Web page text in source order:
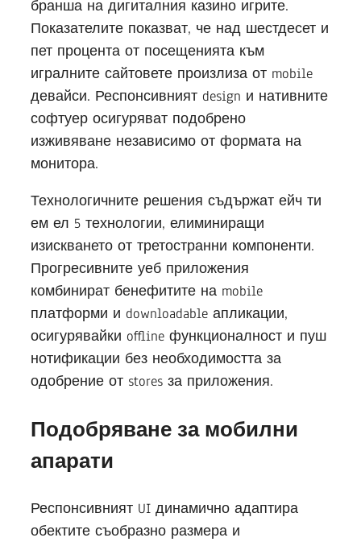
бранша на дигиталния казино игрите.
Показателите показват, че над шестдесет и
пет процента от посещенията към
игралните сайтовете произлиза от mobile
девайси. Респонсивният design и нативните
софтуер осигуряват подобрено
изживяване независимо от формата на
монитора.
Технологичните решения съдържат ейч ти
ем ел 5 технологии, елиминиращи
изискването от третостранни компоненти.
Прогресивните уеб приложения
комбинират бенефитите на mobile
платформи и downloadable апликации,
осигурявайки offline функционалност и пуш
нотификации без необходимостта за
одобрение от stores за приложения.
Подобряване за мобилни
апарати
Респонсивният UI динамично адаптира
обектите съобразно размера и